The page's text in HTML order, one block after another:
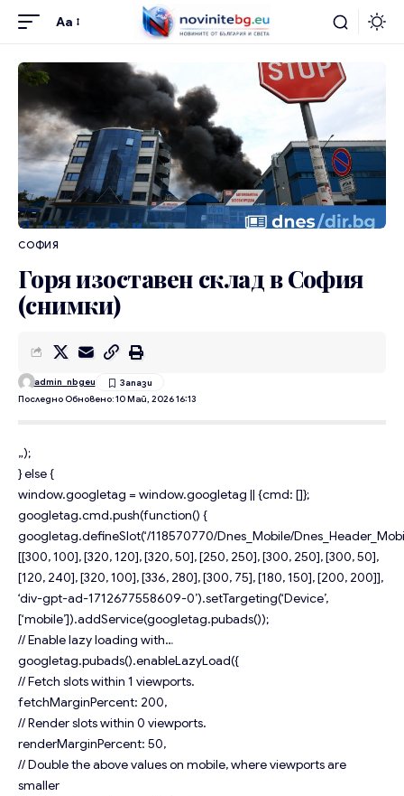
Aa
СОФИЯ
Горя изоставен склад в София
(снимки)
Последно Обновено: 10 Май, 2026 16:13
admin_nbgeu
„);
} else {
window.googletag = window.googletag || {cmd: []};
googletag.cmd.push(function() {
googletag.defineSlot(‘/118570770/Dnes_Mobile/
[[300, 100], [320, 120], [320, 50], [250, 250], [300, 250], [300, 50],
[120, 240], [320, 100], [336, 280], [300, 75], [180, 150], [200, 200]],
‘div-gpt-ad-1712677558609-0’).setTargeting(‘Device’,
[‘mobile’]).addService(googletag.pubads());
// Enable lazy loading with…
googletag.pubads().enableLazyLoad({
// Fetch slots within 1 viewports.
fetchMarginPercent: 200,
// Render slots within 0 viewports.
renderMarginPercent: 50,
// Double the above values on mobile, where viewports are
smaller